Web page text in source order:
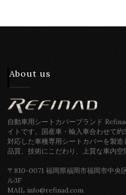
About us
自動車用シートカバーブランド
イトです。国産車・輸入車合わせて
対応した車種専用シートカバーを製造
品質、技術にこだわり、上質な車内空
〒810-0071 福岡県福岡市福岡市中央
ル3F
MAIL info@refinad.com